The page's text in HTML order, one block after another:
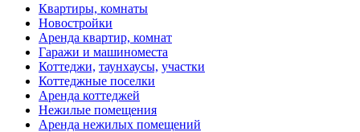
Квартиры, комнаты
Новостройки
Аренда квартир, комнат
Гаражи и машиноместа
Коттеджи, таунхаусы, участки
Коттеджные поселки
Аренда коттеджей
Нежилые помещения
Аренда нежилых помещений